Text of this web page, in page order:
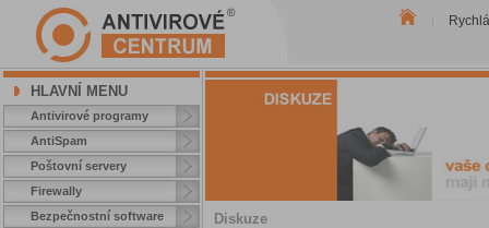
HLAVNÍ MENU
Antivirové programy
AntiSpam
Poštovní servery
Firewally
Bezpečnostní software
Diskuze